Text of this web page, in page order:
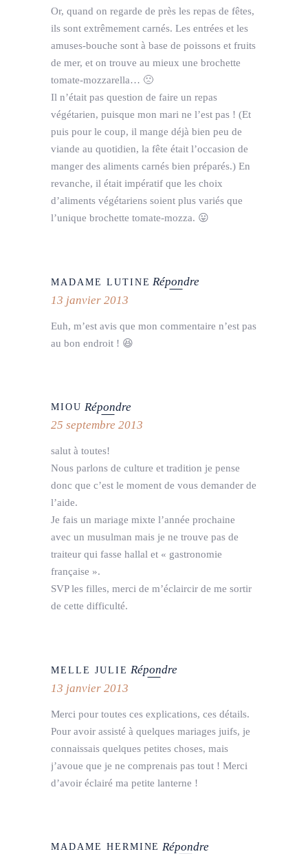
Or, quand on regarde de près les repas de fêtes,
ils sont extrêmement carnés. Les entrées et les
amuses-bouche sont à base de poissons et fruits
de mer, et on trouve au mieux une brochette
tomate-mozzarella… 🙁
Il n’était pas question de faire un repas
végétarien, puisque mon mari ne l’est pas ! (Et
puis pour le coup, il mange déjà bien peu de
viande au quotidien, la fête était l’occasion de
manger des aliments carnés bien préparés.) En
revanche, il était impératif que les choix
d’aliments végétariens soient plus variés que
l’unique brochette tomate-mozza. 😛
MADAME LUTINE Répondre
13 janvier 2013
Euh, m’est avis que mon commentaire n’est pas
au bon endroit ! 😆
MIOU Répondre
25 septembre 2013
salut à toutes!
Nous parlons de culture et tradition je pense
donc que c’est le moment de vous demander de
l’aide.
Je fais un mariage mixte l’année prochaine
avec un musulman mais je ne trouve pas de
traiteur qui fasse hallal et « gastronomie
française ».
SVP les filles, merci de m’éclaircir de me sortir
de cette difficulté.
MELLE JULIE Répondre
13 janvier 2013
Merci pour toutes ces explications, ces détails.
Pour avoir assisté à quelques mariages juifs, je
connaissais quelques petites choses, mais
j’avoue que je ne comprenais pas tout ! Merci
d’avoir éclairé ma petite lanterne !
MADAME HERMINE Répondre